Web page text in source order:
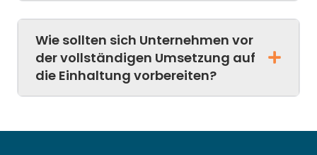
Wie sollten sich Unternehmen vor
der vollständigen Umsetzung auf
die Einhaltung vorbereiten?